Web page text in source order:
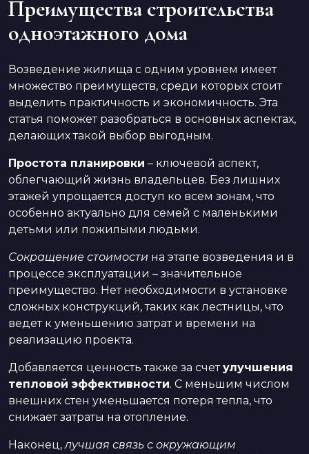
Преимущества строительства
одноэтажного дома
Возведение жилища с одним уровнем имеет
множество преимуществ, среди которых стоит
выделить практичность и экономичность. Эта
статья поможет разобраться в основных аспектах,
делающих такой выбор выгодным.
Простота планировки – ключевой аспект,
облегчающий жизнь владельцев. Без лишних
этажей упрощается доступ ко всем зонам, что
особенно актуально для семей с маленькими
детьми или пожилыми людьми.
Сокращение стоимости на этапе возведения и в
процессе эксплуатации – значительное
преимущество. Нет необходимости в установке
сложных конструкций, таких как лестницы, что
ведет к уменьшению затрат и времени на
реализацию проекта.
Добавляется ценность также за счетулучшения
тепловой эффективности. С меньшим числом
внешних стен уменьшается потеря тепла, что
снижает затраты на отопление.
Наконец,лучшая связь с окружающим